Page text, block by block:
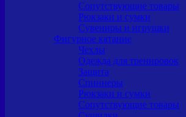
Сопутствующие товары
Рюкзаки и сумки
Сувениры и игрушки
Фигурное катание
Чехлы
Одежда для тренировок
Защита
Спиннеры
Рюкзаки и сумки
Сопутствующие товары